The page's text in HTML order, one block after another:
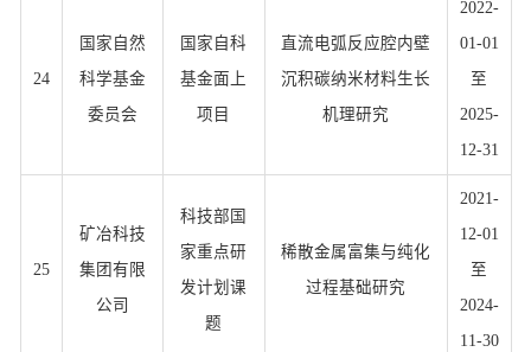
24
国家自然
科学基金
委员会
国家自科
基金面上
项目
直流电弧反应腔内壁
沉积碳纳米材料生长
机理研究
2022-
01-01
至
2025-
12-31
25
矿冶科技
集团有限
公司
科技部国
家重点研
发计划课
题
稀散金属富集与纯化
过程基础研究
2021-
12-01
至
2024-
11-30